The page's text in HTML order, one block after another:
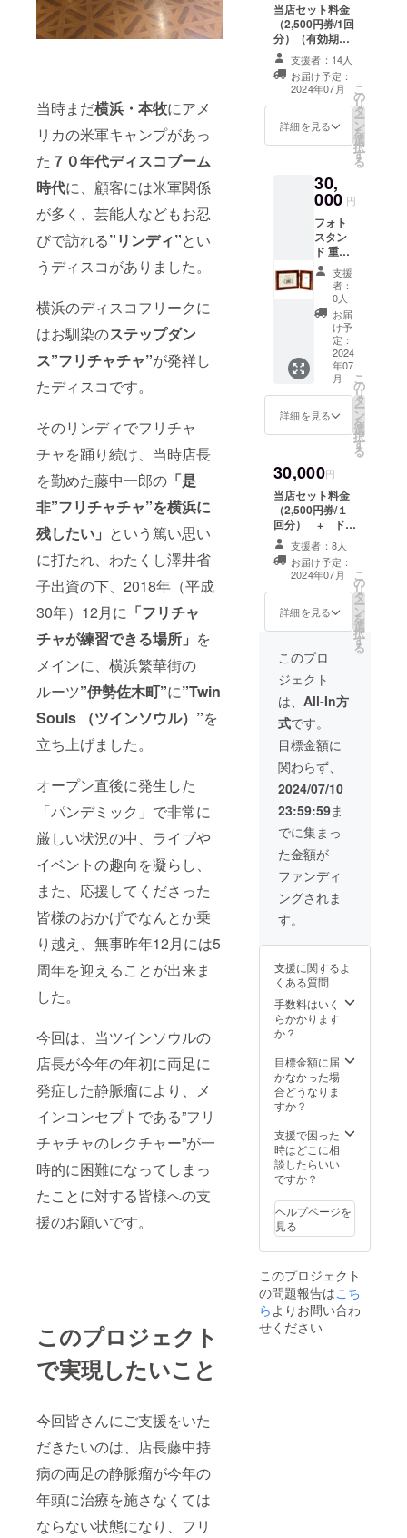
当時まだ横浜・本牧にアメ
リカの米軍キャンプがあっ
た ７０年代ディスコブーム
時代に、顧客には米軍関係
が多く、芸能人などもお忍
びで訪れる”リンディ”とい
うディスコがありました。
横浜のディスコフリークに
はお馴染のステップダン
ス”フリチャチャ”が発祥し
たディスコです。
そのリンディでフリチャ
チャを踊り続け、当時店長
を勤めた藤中一郎の 「是
非”フリチャチャ”を横浜に
残したい」 という篤い思い
に打たれ、わたくし澤井省
子出資の下、2018年（平成
30年）12月に 「フリチャ
チャが練習できる場所」 を
メインに、横浜繁華街の
ルーツ”伊勢佐木町”に”Twin
Souls （ツインソウル）”を
立ち上げました。
オープン直後に発生した
「パンデミック」で非常に
厳しい状況の中、ライブや
イベントの趣向を凝らし、
また、応援してくださった
皆様のおかげでなんとか乗
り越え、無事昨年12月には5
周年を迎えることが出来ま
した。
今回は、当ツインソウルの
店長が今年の年初に両足に
発症した静脈瘤により、メ
インコンセプトである”フリ
チャチャのレクチャー”が一
時的に困難になってしまっ
たことに対する皆様への支
援のお願いです。
このプロジェクト
で実現したいこと
今回皆さんにご支援をいた
だきたいのは、店長藤中持
病の両足の静脈瘤が今年の
年頭に治療を施さなくては
ならない状態になり、フリ
んので
ご容赦
くださ
い
当店セット料金
（2,500円券/1回
分）（有効期
限：2024年12月
31日迄）
支援者：14人
お届け予定：
2024年07月
詳細を見る
こ
の
リ
タ
ー
ン
を
選
択
す
る
30,
000 円
フォト
スタン
ド 重量/
容量/サ
イズ：
450g
175×36
5×13m
m カ
ラー：
ダーク
ブラウ
ン 主な
素材/内
容：樹
支援
者：
0人
お届
け予
定：
2024
年07
月
詳細を見る
こ
の
リ
タ
ー
ン
を
選
択
す
る
30,000円
当店セット料金
（2,500円券/１
回分） + ドリ
ンク券10枚（有
効期限：2024年
12月31日迄）
支援者：8人
お届け予定：
2024年07月
詳細を見る
こ
の
リ
タ
ー
ン
を
選
択
す
る
このプロ
ジェクト
は、 All-In方
式です。
目標金額に
関わらず、
2024/07/10
23:59:59ま
でに集まっ
た金額が
ファンディ
ングされま
す。
支援に関するよ
くある質問
手数料はいく
らかかります
か？
目標金額に届
かなかった場
合どうなりま
すか？
支援で困った
時はどこに相
談したらいい
ですか？
ヘルプページを
見る
このプロジェクト
の問題報告はこち
らよりお問い合わ
せください